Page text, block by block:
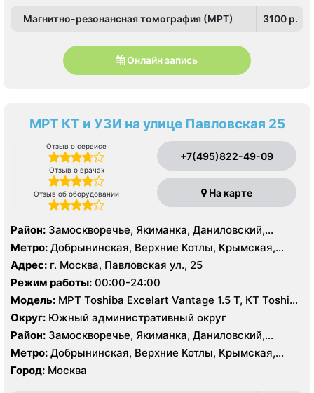
Магнитно-резонансная томография (МРТ) 3100 p.
Онлайн запись
МРТ КТ и УЗИ на улице Павловская 25
Отзыв о сервисе
Отзыв о врачах
Отзыв об оборудовании
+7(495)822-49-09
На карте
Район: Замоскворечье, Якиманка, Даниловский,
Донской
Метро: Добрынинская, Верхние Котлы, Крымская,
Ленинский проспект, Новокузнецкая, Октябрьская,
Павелецкая, Полянка, Серпуховская, Третьяковская,
Тульская, Шаболовская
Адрес: г. Москва, Павловская ул., 25
Режим работы: 00:00-24:00
Модель: МРТ Toshiba Excelart Vantage 1.5 Т, КТ Toshiba
Aquilion PRIME 160 срезов, УЗИ
Округ: Южный административный округ
Район: Замоскворечье, Якиманка, Даниловский,
Донской
Метро: Добрынинская, Верхние Котлы, Крымская,
Ленинский проспект, Новокузнецкая, Октябрьская,
Павелецкая, Полянка, Серпуховская, Третьяковская,
Город: Москва